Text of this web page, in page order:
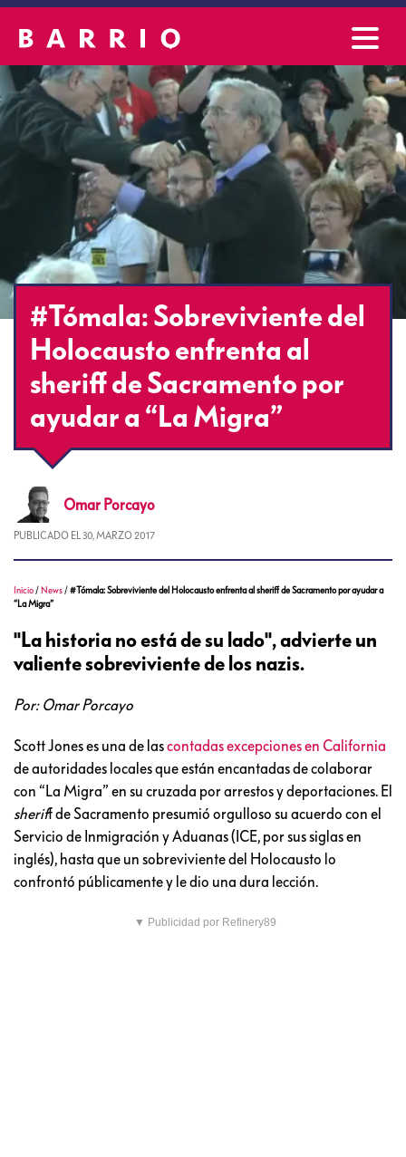
#Tómala: Sobreviviente del
Holocausto enfrenta al
sheriff de Sacramento por
ayudar a “La Migra”
Omar Porcayo
PUBLICADO EL 30, MARZO 2017
Inicio / News /#Tómala: Sobreviviente del Holocausto enfrenta al sheriff de Sacramento por ayudar a
“La Migra”
"La historia no está de su lado", advierte un
valiente sobreviviente de los nazis.
Por: Omar Porcayo
Scott Jones es una de lascontadas excepciones en California
de autoridades locales que están encantadas de colaborar
con “La Migra” en su cruzada por arrestos y deportaciones. El
sheriff de Sacramento presumió orgulloso su acuerdo con el
Servicio de Inmigración y Aduanas (ICE, por sus siglas en
inglés), hasta que un sobreviviente del Holocausto lo
confrontó públicamente y le dio una dura lección.
▼ Publicidad por Refinery89